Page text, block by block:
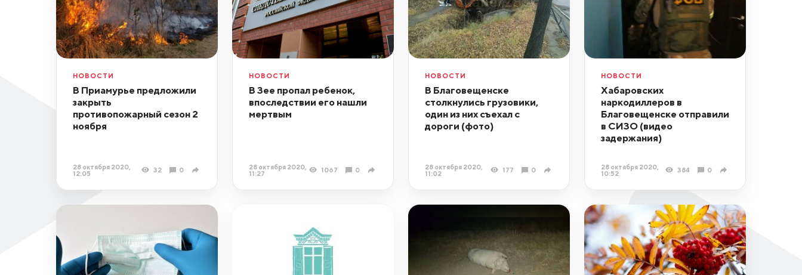
НОВОСТИ
В Приамурье предложили
закрыть
противопожарный сезон 2
ноября
28 октября 2020,
12:05
32 0
НОВОСТИ
В Зее пропал ребенок,
впоследствии его нашли
мертвым
28 октября 2020,
11:27
1067 0
НОВОСТИ
В Благовещенске
столкнулись грузовики,
один из них съехал с
дороги (фото)
28 октября 2020,
11:02
177 0
НОВОСТИ
Хабаровских
наркодиллеров в
Благовещенске отправили
в СИЗО (видео
задержания)
28 октября 2020,
10:52
384 0